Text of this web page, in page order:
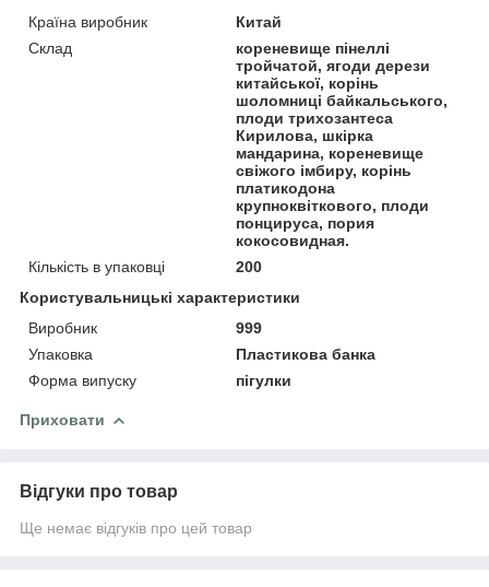
Країна виробник
Китай
Склад
кореневище пінеллі
тройчатой, ягоди дерези
китайської, корінь
шоломниці байкальського,
плоди трихозантеса
Кирилова, шкірка
мандарина, кореневище
свіжого імбиру, корінь
платикодона
крупноквіткового, плоди
понцируса, пория
кокосовидная.
Кількість в упаковці
200
Користувальницькі характеристики
Виробник
999
Упаковка
Пластикова банка
Форма випуску
пігулки
Приховати
Відгуки про товар
Ще немає відгуків про цей товар